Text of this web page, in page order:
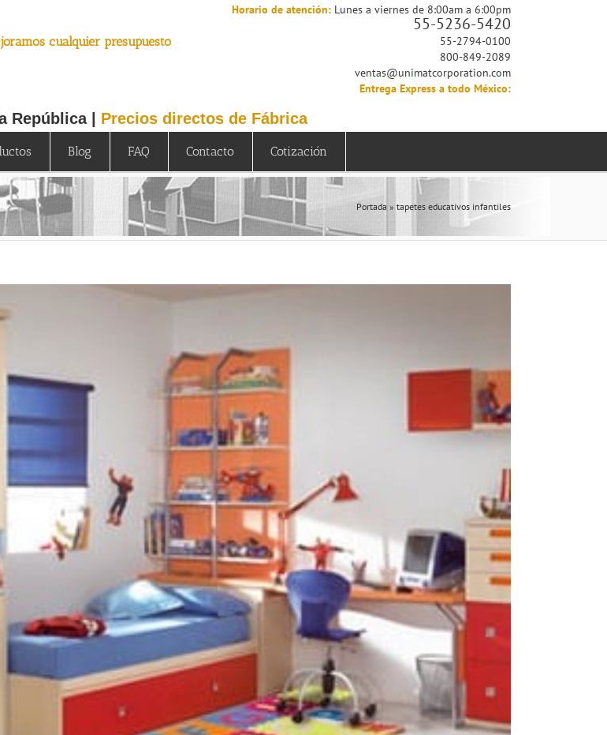
Horario de atención: Lunes a viernes de 8:00am a 6:00pm
55-5236-5420
55-2794-0100
800-849-2089
ventas@unimatcorporation.com
Entrega Express a todo México:
República | Precios directos de Fábrica
cualquier presupuesto
Blog FAQ Contacto Cotización
Portada » tapetes educativos infantiles